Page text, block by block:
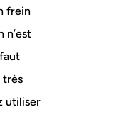
frein
n’est
très
utiliser